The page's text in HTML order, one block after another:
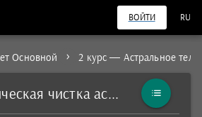
ВОЙТИ RU
Основной 2 курс — Астральное тело
2БК Специфическая чистка астрального тела. Тема: Здоровье